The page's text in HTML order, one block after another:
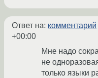
Ответ на: комментарий
+00:00
Мне надо
не
только языки